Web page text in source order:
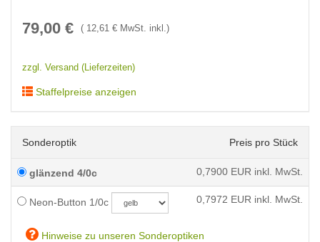
79,00 € ( 12,61 € MwSt. inkl.)
zzgl. Versand (Lieferzeiten)
Staffelpreise anzeigen
Sonderoptik Preis pro Stück
glänzend 4/0c 0,7900 EUR inkl. MwSt.
Neon-Button 1/0c 0,7972 EUR inkl. MwSt.
Hinweise zu unseren Sonderoptiken